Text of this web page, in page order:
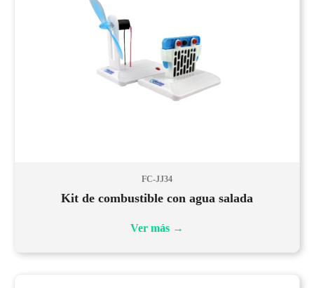
FC-JJ34
Kit de combustible con agua salada
Ver más →